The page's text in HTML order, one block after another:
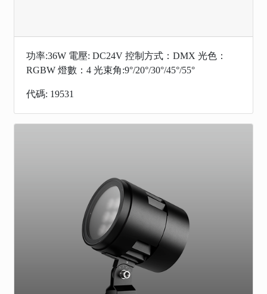
功率:36W 電壓: DC24V 控制方式：DMX 光色：
RGBW 燈數：4 光束角:9°/20°/30°/45°/55°
代碼: 19531